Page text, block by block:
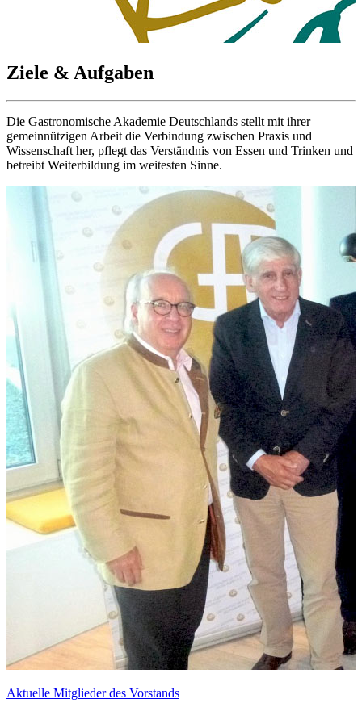
Ziele & Aufgaben
Die Gastronomische Akademie Deutschlands stellt mit ihrer
gemeinnützigen Arbeit die Verbindung zwischen Praxis und
Wissenschaft her, pflegt das Verständnis von Essen und Trinken und
betreibt Weiterbildung im weitesten Sinne.
Aktuelle Mitglieder des Vorstands